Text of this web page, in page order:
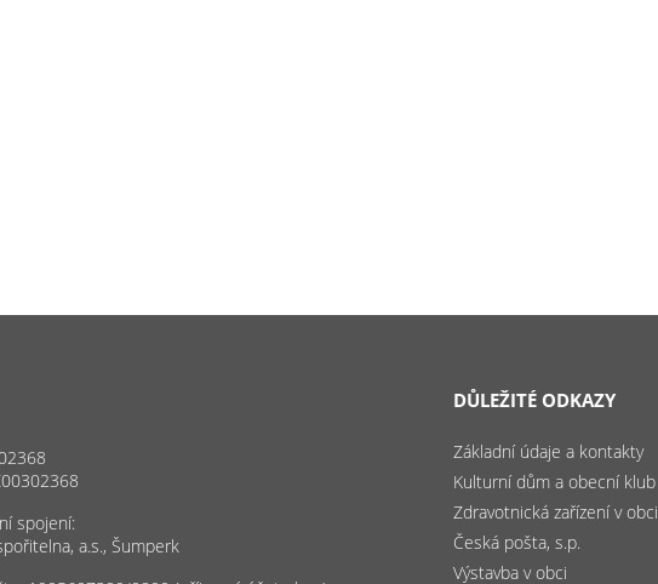
spojení:
a.s., Šumperk
DŮLEŽITÉ ODKAZY
Základní údaje a kontakty
Kulturní dům a obecní klub
Zdravotnická zařízení v obci
Česká pošta, s.p.
Výstavba v obci